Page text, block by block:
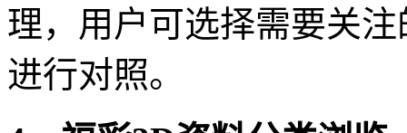
理，用户可选择需要关
进行对照。